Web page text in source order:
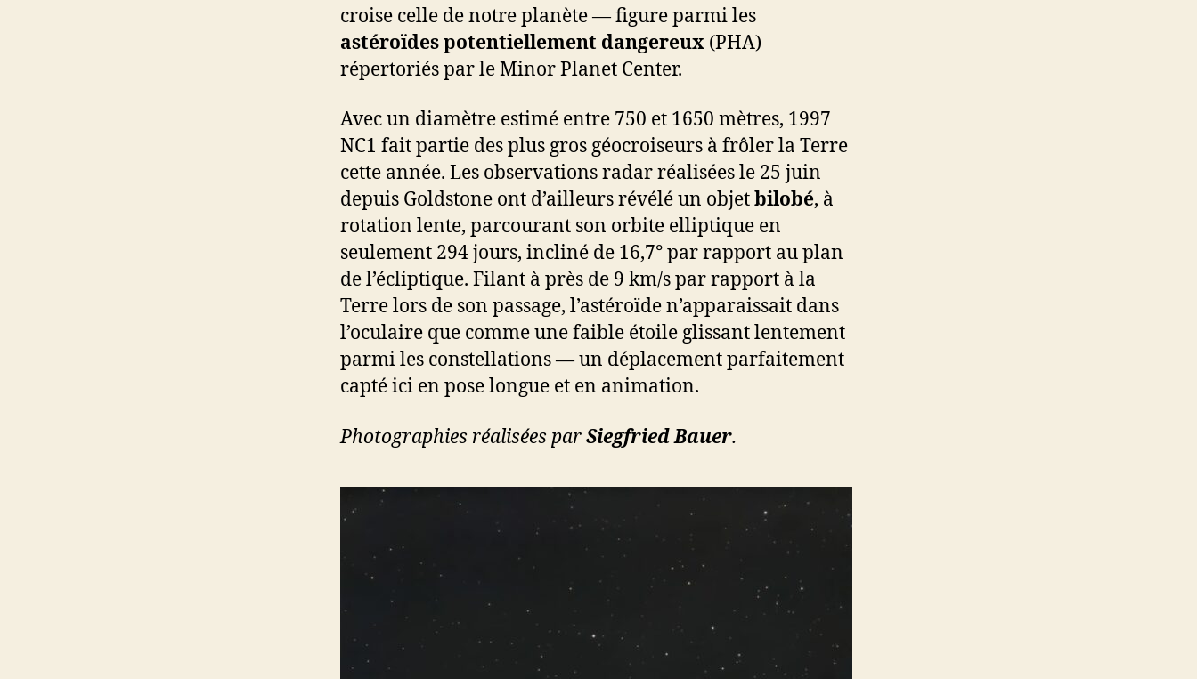
croise celle de notre planète — figure parmi les
astéroïdes potentiellement dangereux (PHA)
répertoriés par le Minor Planet Center.
Avec un diamètre estimé entre 750 et 1650 mètres, 1997
NC1 fait partie des plus gros géocroiseurs à frôler la Terre
cette année. Les observations radar réalisées le 25 juin
depuis Goldstone ont d’ailleurs révélé un objetbilobé, à
rotation lente, parcourant son orbite elliptique en
seulement 294 jours, incliné de 16,7° par rapport au plan
de l’écliptique. Filant à près de 9 km/s par rapport à la
Terre lors de son passage, l’astéroïde n’apparaissait dans
l’oculaire que comme une faible étoile glissant lentement
parmi les constellations — un déplacement parfaitement
capté ici en pose longue et en animation.
Photographies réalisées parSiegfried Bauer.